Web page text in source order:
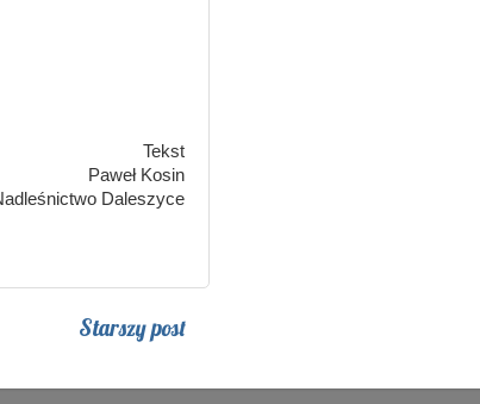
Tekst
Paweł Kosin
Daleszyce
Starszy post